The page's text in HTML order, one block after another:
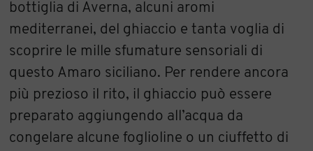
bottiglia di Averna, alcuni aromi
mediterranei, del ghiaccio e tanta voglia di
scoprire le mille sfumature sensoriali di
questo Amaro siciliano. Per rendere ancora
più prezioso il rito, il ghiaccio può essere
preparato aggiungendo all’acqua da
congelare alcune foglioline o un ciuffetto di